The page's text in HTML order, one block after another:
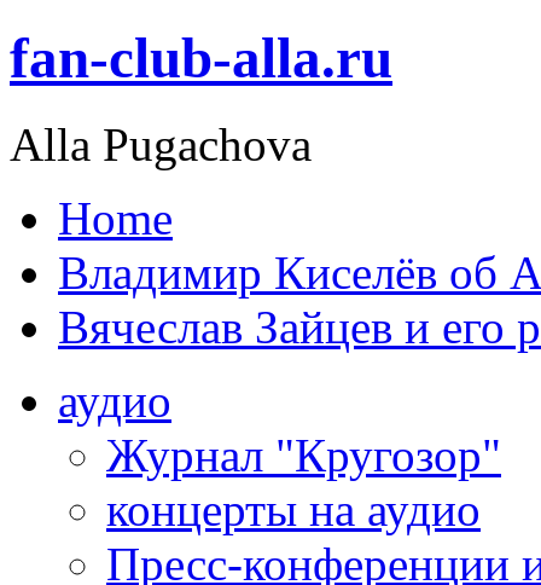
fan-club-alla.ru
Alla Pugachova
Home
Владимир Киселёв об
Вячеслав Зайцев и его
аудио
Журнал "Кругозор"
концерты на аудио
Пресс-конференции